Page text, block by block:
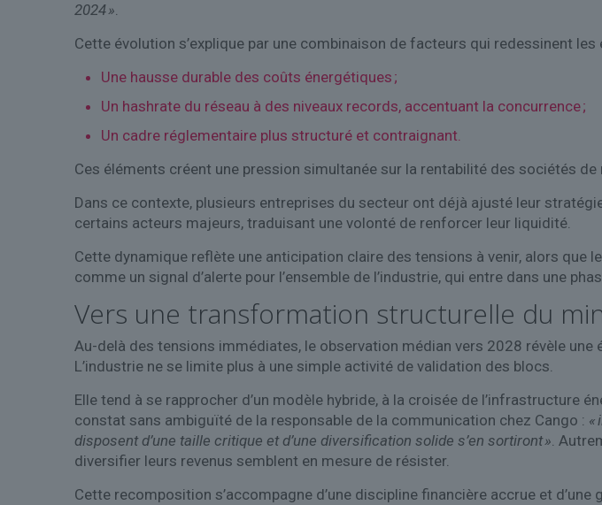
2024 ».
Cette évolution s’explique par une combinaison de facteurs qui redessinent
Une hausse durable des coûts énergétiques ;
Un hashrate du réseau à des niveaux records, accentuant la concurrence ;
Un cadre réglementaire plus structuré et contraignant.
Ces éléments créent une pression simultanée sur la rentabilité des sociétés
Dans ce contexte, plusieurs entreprises du secteur ont déjà ajusté leur
certains acteurs majeurs, traduisant une volonté de renforcer leur liquidité.
Cette dynamique reflète une anticipation claire des tensions à venir, alors
comme un signal d’alerte pour l’ensemble de l’industrie, qui entre dans une
Vers une transformation structurelle du
Au-delà des tensions immédiates, le observation médian vers 2028 révèle
L’industrie ne se limite plus à une simple activité de validation des blocs.
Elle tend à se rapprocher d’un modèle hybride, à la croisée de
constat sans ambiguïté de la responsable de la communication chez Cango : «
disposent d’une taille critique et d’une diversification solide s’en sortiront ».
diversifier leurs revenus semblent en mesure de résister.
Cette recomposition s’accompagne d’une discipline financière accrue et